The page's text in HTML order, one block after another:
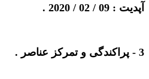
آپدیت : 09 / 02 / 2020 .
3 - پراکندگی و تمرکز عناصر .